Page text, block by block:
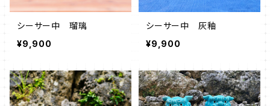
シーサー中 瑠璃
¥9,900
シーサー中 灰釉
¥9,900